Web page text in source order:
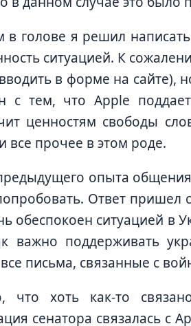
в голове я решил
ситуацией. К
в форме на сайте),
с тем, что Apple
ценностям свободы
все прочее в этом роде.
опыта
Ответ пришел
обеспокоен ситуацией в
важно поддерживать
письма, связанные с
что хоть как-то
сенатора связалась с